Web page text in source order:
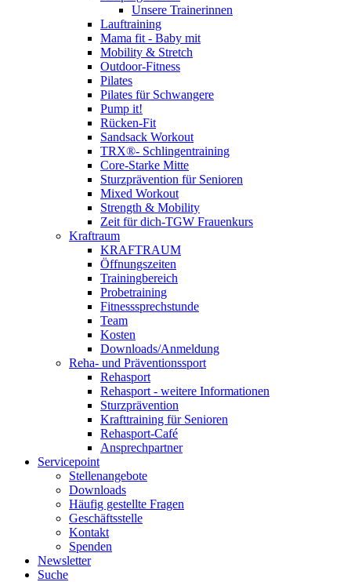
Unsere Trainerinnen
Lauftraining
Mama fit - Baby mit
Mobility & Stretch
Outdoor-Fitness
Pilates
Pilates für Schwangere
Pump it!
Rücken-Fit
Sandsack Workout
TRX®- Schlingentraining
Core-Starke Mitte
Sturzprävention für Senioren
Mixed Workout
Strength & Mobility
Zeit für dich-TGW Frauenkurs
Kraftraum
KRAFTRAUM
Öffnungszeiten
Trainingbereich
Probetraining
Fitnesssprechstunde
Team
Kosten
Downloads/Anmeldung
Reha- und Präventionssport
Rehasport
Rehasport - weitere Informationen
Sturzprävention
Krafttraining für Senioren
Rehasport-Café
Ansprechpartner
Servicepoint
Stellenangebote
Downloads
Häufig gestellte Fragen
Geschäftsstelle
Kontakt
Spenden
Newsletter
Suche